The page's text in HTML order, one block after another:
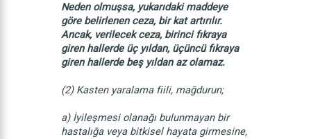
Neden olmuşsa, yukarıdaki maddeye
göre belirlenen ceza, bir kat artırılır.
Ancak, verilecek ceza, birinci fıkraya
giren hallerde üç yıldan, üçüncü fıkraya
giren hallerde beş yıldan az olamaz.
(2) Kasten yaralama fiili, mağdurun;
a) İyileşmesi olanağı bulunmayan bir
hastalığa veya bitkisel hayata girmesine,